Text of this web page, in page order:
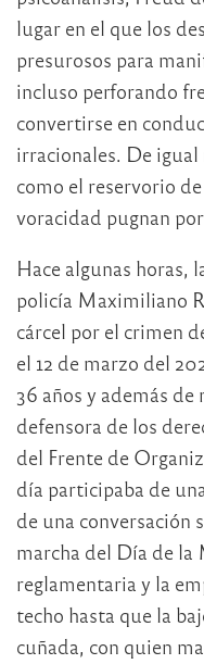
lugar en el que los
presurosos para
incluso perforando
convertirse en
irracionales. De igual
como el reservorio
voracidad pugnan
Hace algunas horas,
policía Maximiliano
cárcel por el crimen
el 12 de marzo del
36 años y además
defensora de los
del Frente de
día participaba de
de una conversación
marcha del Día de la
reglamentaria y la
techo hasta que la
cuñada, con quien